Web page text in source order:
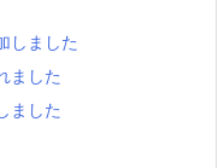
しました
ました
ました